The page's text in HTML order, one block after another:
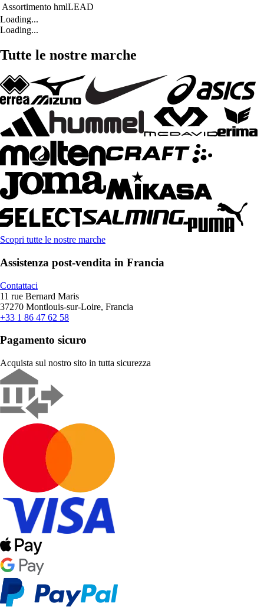
Assortimento hmlLEAD
Loading...
Loading...
Tutte le nostre marche
Scopri tutte le nostre marche
Assistenza post-vendita in Francia
Contattaci
11 rue Bernard Maris
37270 Montlouis-sur-Loire, Francia
+33 1 86 47 62 58
Pagamento sicuro
Acquista sul nostro sito in tutta sicurezza